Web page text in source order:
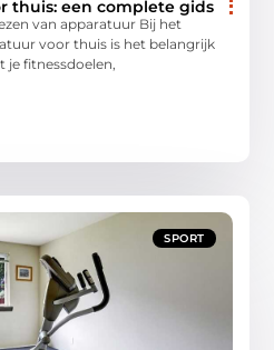
thuis: een complete gids
van apparatuur Bij het
voor thuis is het belangrijk
fitnessdoelen,
SPORT